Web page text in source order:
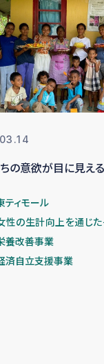
ス
スリランカの南北
国内避難
タイ
レバノン
の意欲が目に見える
ティモール
性の生計向上を通じ
養改善事業
済自立支援事業